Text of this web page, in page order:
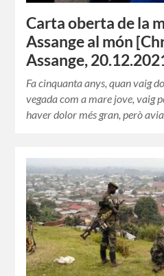
Carta oberta de la
Assange al món
Assange,
Fa cinquanta anys, quan vaig
vegada com a mare jove, vaig
haver dolor més gran, però